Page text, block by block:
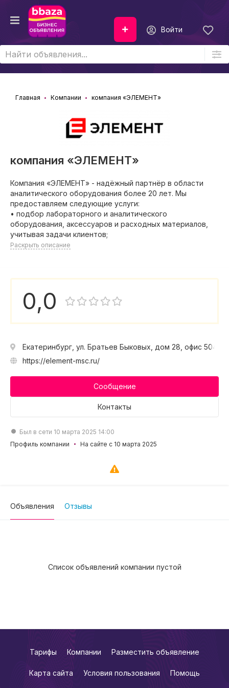
Войти
Главная Компании компания «ЭЛЕМЕНТ»
компания «ЭЛЕМЕНТ»
Компания «ЭЛЕМЕНТ» - надёжный партнёр в области
аналитического оборудования более 20 лет. Мы
предоставляем следующие услуги:
• подбор лабораторного и аналитического
оборудования, аксессуаров и расходных материалов,
учитывая задачи клиентов;
Раскрыть описание
0,0
Екатеринбург, ул. Братьев Быковых, дом 28, офис 504
https://element-msc.ru/
Сообщение
Контакты
Был в сети 10 марта 2025 14:00
Профиль компании
На сайте с 10 марта 2025
Объявления Отзывы
Список объявлений компании пустой
Тарифы Компании Разместить объявление
Карта сайта Условия пользования Помощь